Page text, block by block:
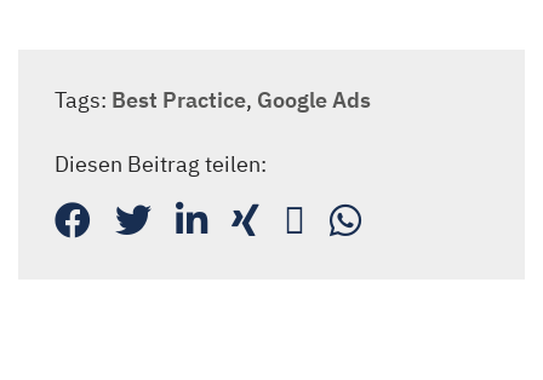
Tags: Best Practice, Google Ads
Diesen Beitrag teilen: